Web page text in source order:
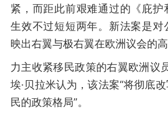
紧，而距此前艰难通过的《庇护
生效不过短短两年。新法案是对
映出右翼与极右翼在欧洲议会的高
力主收紧移民政策的右翼欧洲议
埃·贝拉米认为，该法案“将彻底
民的政策格局”。